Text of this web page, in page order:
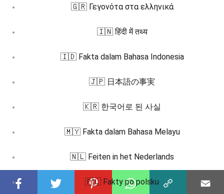
🇬🇷 Γεγονότα στα ελληνικά
🇮🇳 हिंदी में तथ्य
🇮🇩 Fakta dalam Bahasa Indonesia
🇯🇵 日本語の事実
🇰🇷 한국어로 된 사실
🇲🇾 Fakta dalam Bahasa Melayu
🇳🇱 Feiten in het Nederlands
🇵🇱 Fakty po polsku